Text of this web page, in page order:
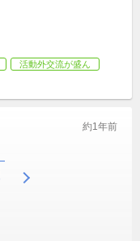
活動外交流が盛ん
約1年前